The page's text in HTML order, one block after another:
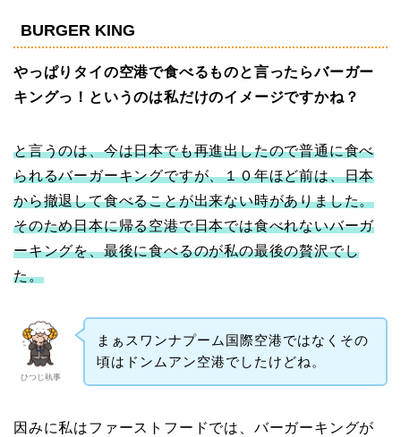
BURGER KING
やっぱりタイの空港で食べるものと言ったらバーガー
キングっ！というのは私だけのイメージですかね？
と言うのは、今は日本でも再進出したので普通に食べ
られるバーガーキングですが、１０年ほど前は、日本
から撤退して食べることが出来ない時がありました。
そのため日本に帰る空港で日本では食べれないバーガ
ーキングを、最後に食べるのが私の最後の贅沢でし
た。
ひつじ執事
まぁスワンナプーム国際空港ではなくその
頃はドンムアン空港でしたけどね。
因みに私はファーストフードでは、バーガーキングが